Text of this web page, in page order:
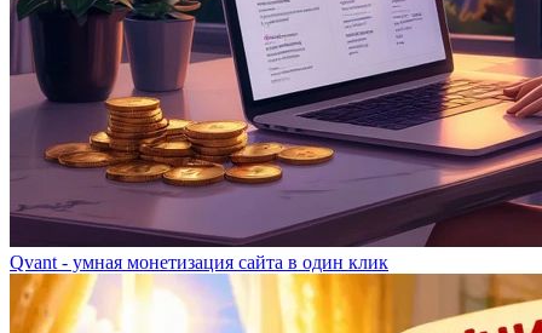
Qvant - умная монетизация сайта в один клик